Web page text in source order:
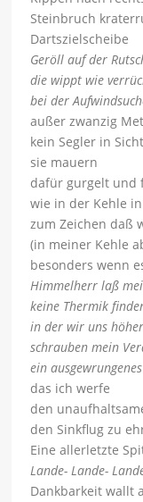
Steinbruch
Dartszielscheibe
Geröll auf der
die wippt wie
bei der
außer zwanzig
kein Segler in Sicht
sie mauern
dafür gurgelt und
wie in der Kehle
zum Zeichen daß
(in meiner Kehle
besonders wenn
Himmelherr laß
keine Thermik
in der wir uns
schrauben mein
ein
das ich werfe
den
den Sinkflug zu
Eine allerletzte
Lande- Lande-
Dankbarkeit wallt